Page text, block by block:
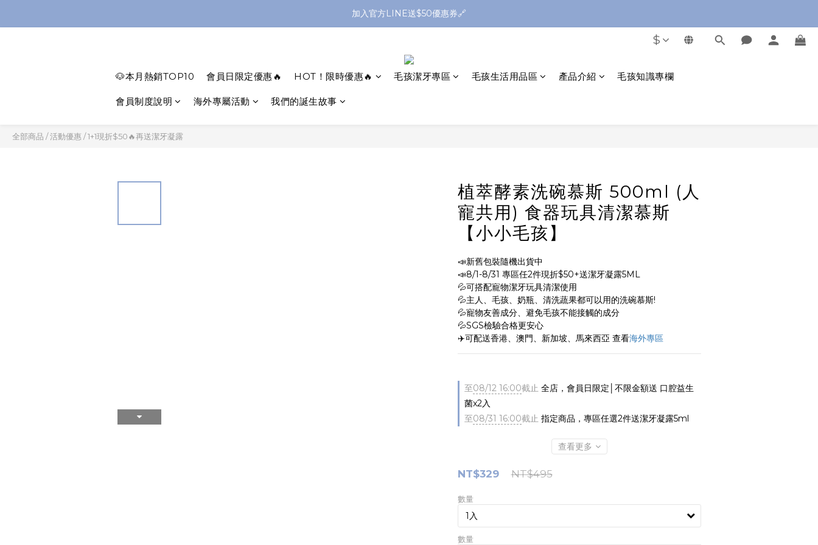
全館滿1299送平頭牙刷🪥滿2299送購物金$200
加入官方LINE送$50優惠券🔗
$
🐶本月熱銷TOP10 會員日限定優惠🔥 HOT！限時優惠🔥 毛孩潔牙專區 毛孩生活用品區 產品介紹 毛孩知識專欄
會員制度說明 海外專屬活動 我們的誕生故事
全部商品 /活動優惠 /1+1現折$50🔥再送潔牙凝露
植萃酵素洗碗慕斯 500ml (人
寵共用) 食器玩具清潔慕斯
【小小毛孩】
📣新舊包裝隨機出貨中
📣8/1-8/31 專區任2件現折$50+送潔牙凝露5ML
💦可搭配寵物潔牙玩具清潔使用
💦主人、毛孩、奶瓶、清洗蔬果都可以用的洗碗慕斯!
💦寵物友善成分、避免毛孩不能接觸的成分
💦SGS檢驗合格更安心
✈️可配送香港、澳門、新加坡、馬來西亞 查看海外專區
至08/12 16:00截止 全店，會員日限定│不限金額送 口腔益生
菌x2入
至08/31 16:00截止 指定商品，專區任選2件送潔牙凝露5ml
查看更多
NT$495
NT$329
數量
數量